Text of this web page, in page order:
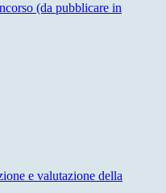
(da pubblicare in
e valutazione della